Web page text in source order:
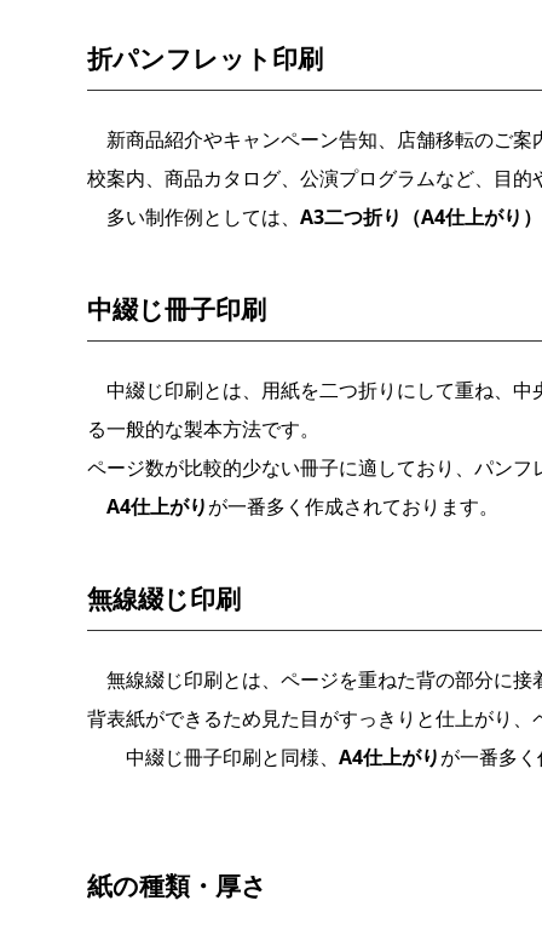
折パンフレット印刷
新商品紹介やキャンペーン告知、店舗移転のご
校案内、商品カタログ、公演プログラムなど、目
多い制作例としては、 A3二つ折り（A4仕上がり
中綴じ冊子印刷
中綴じ印刷とは、用紙を二つ折りにして重ね、
る一般的な製本方法です。
ページ数が比較的少ない冊子に適しており、パン
A4仕上がりが一番多く作成されております。
無線綴じ印刷
無線綴じ印刷とは、ページを重ねた背の部分に
背表紙ができるため見た目がすっきりと仕上がり
中綴じ冊子印刷と同様、 A4仕上がりが一番多
紙の種類・厚さ